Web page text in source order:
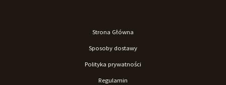
Strona Główna
Sposoby dostawy
Polityka prywatności
Regulamin